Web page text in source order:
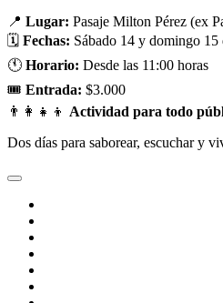
📍 Lugar: Pasaje Milton Pérez (ex
🗓 Fechas: Sábado 14 y domingo 15
🕚 Horario: Desde las 11:00 horas
🎟 Entrada: $3.000
👨‍👩‍👧‍👦 Actividad para todo
Dos días para saborear, escuchar y